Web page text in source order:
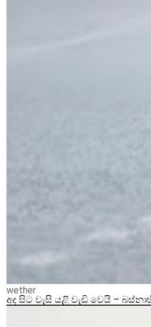
wether
අද සිට වැසි යළි වැඩි වෙයි –